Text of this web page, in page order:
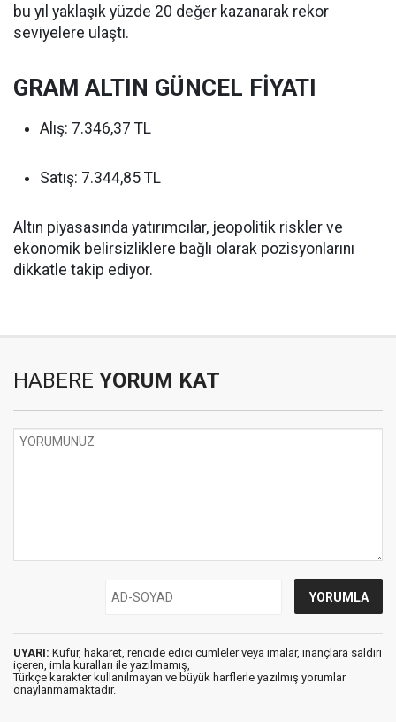
bu yıl yaklaşık yüzde 20 değer kazanarak rekor
seviyelere ulaştı.
GRAM ALTIN GÜNCEL FİYATI
Alış: 7.346,37 TL
Satış: 7.344,85 TL
Altın piyasasında yatırımcılar, jeopolitik riskler ve
ekonomik belirsizliklere bağlı olarak pozisyonlarını
dikkatle takip ediyor.
HABERE YORUM KAT
UYARI: Küfür, hakaret, rencide edici cümleler veya imalar, inançlara saldırı
içeren, imla kuralları ile yazılmamış,
Türkçe karakter kullanılmayan ve büyük harflerle yazılmış yorumlar
onaylanmamaktadır.